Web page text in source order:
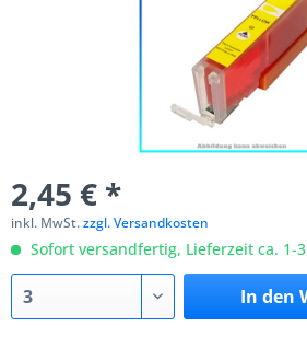
2,45 € *
inkl. MwSt.zzgl. Versandkosten
Sofort versandfertig, Lieferzeit ca. 1-
In den